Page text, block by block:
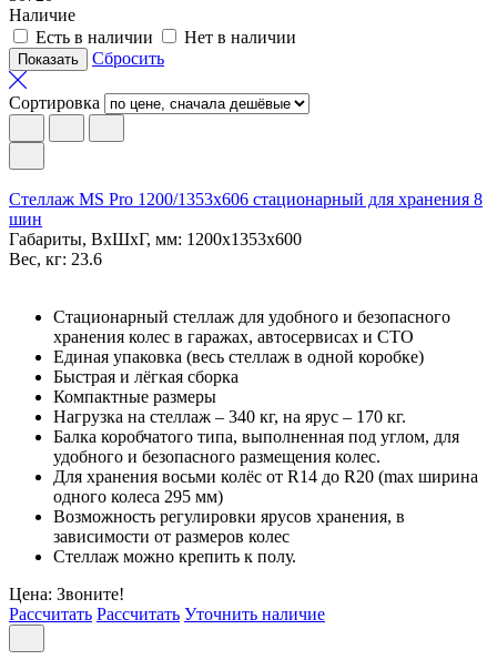
Наличие
Есть в наличии
Нет в наличии
Сбросить
Сортировка
Стеллаж MS Pro 1200/1353x606 стационарный для хранения 8
шин
Габариты, ВxШxГ, мм: 1200x1353x600
Вес, кг: 23.6
Стационарный стеллаж для удобного и безопасного
хранения колес в гаражах, автосервисах и СТО
Единая упаковка (весь стеллаж в одной коробке)
Быстрая и лёгкая сборка
Компактные размеры
Нагрузка на стеллаж – 340 кг, на ярус – 170 кг.
Балка коробчатого типа, выполненная под углом, для
удобного и безопасного размещения колес.
Для хранения восьми колёс от R14 до R20 (max ширина
одного колеса 295 мм)
Возможность регулировки ярусов хранения, в
зависимости от размеров колес
Стеллаж можно крепить к полу.
Цена: Звоните!
Рассчитать Рассчитать Уточнить наличие